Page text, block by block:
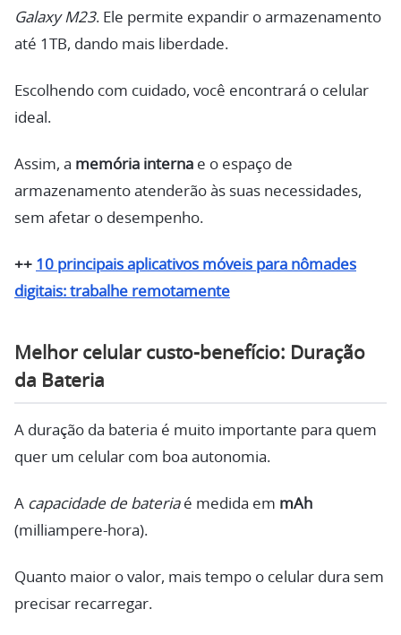
Galaxy M23. Ele permite expandir o armazenamento
até 1TB, dando mais liberdade.
Escolhendo com cuidado, você encontrará o celular
ideal.
Assim, a memória interna e o espaço de
armazenamento atenderão às suas necessidades,
sem afetar o desempenho.
++ 10 principais aplicativos móveis para nômades
digitais: trabalhe remotamente
Melhor celular custo-benefício: Duração
da Bateria
A duração da bateria é muito importante para quem
quer um celular com boa autonomia.
A capacidade de bateriaé medida em mAh
(milliampere-hora).
Quanto maior o valor, mais tempo o celular dura sem
precisar recarregar.